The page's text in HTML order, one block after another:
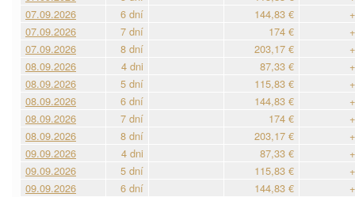
07.09.2026
6 dní 144,83 €
07.09.2026
7 dní 174 €
07.09.2026
8 dní 203,17 €
08.09.2026
4 dni 87,33 €
08.09.2026
5 dní 115,83 €
08.09.2026
6 dní 144,83 €
08.09.2026
7 dní 174 €
08.09.2026
8 dní 203,17 €
09.09.2026
4 dni 87,33 €
09.09.2026
5 dní 115,83 €
09.09.2026
6 dní 144,83 €